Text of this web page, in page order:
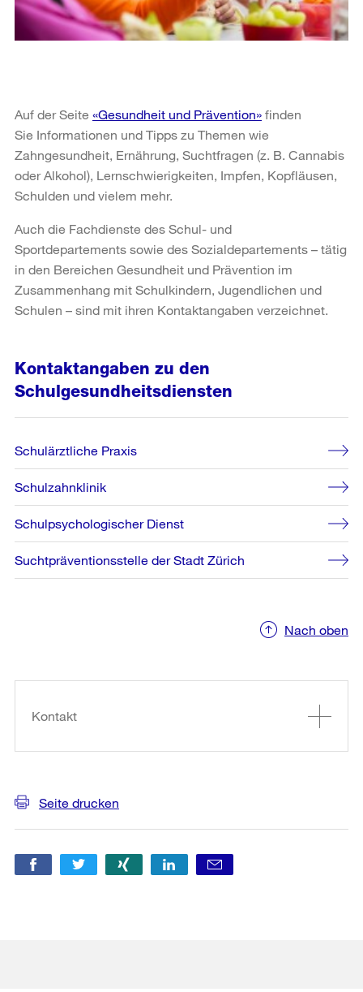
Auf der Seite «Gesundheit und Prävention» finden
Sie Informationen und Tipps zu Themen wie
Zahngesundheit, Ernährung, Suchtfragen (z. B. Cannabis
oder Alkohol), Lernschwierigkeiten, Impfen, Kopfläusen,
Schulden und vielem mehr.
Auch die Fachdienste des Schul- und
Sportdepartements sowie des Sozialdepartements – tätig
in den Bereichen Gesundheit und Prävention im
Zusammenhang mit Schulkindern, Jugendlichen und
Schulen – sind mit ihren Kontaktangaben verzeichnet.
Kontaktangaben zu den
Schulgesundheitsdiensten
Schulärztliche Praxis
Schulzahnklinik
Schulpsychologischer Dienst
Suchtpräventionsstelle der Stadt Zürich
Nach oben
Kontakt
Seite drucken